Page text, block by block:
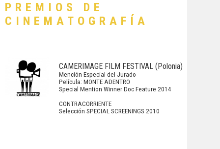
PREMIOS DE
CINEMATOGRAFÍA
CAMERIMAGE FILM FESTIVAL (Polonia)
Mención Especial del Jurado
Película: MONTE ADENTRO
Special Mention Winner Doc Feature 2014
CONTRACORRIENTE
Selección SPECIAL SCREENINGS 2010